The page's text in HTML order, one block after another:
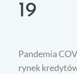
19
Pandemia
rynek